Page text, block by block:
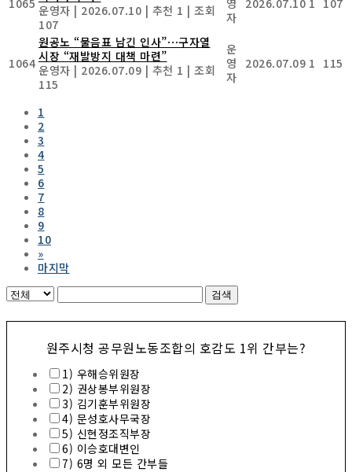
운영자 | 2026.07.10 | 추천 1 | 조회
107
자
1064
원공노 “물음표 남긴 인사”⋯구자열
시장 “재발방지 대책 마련”
운영자 | 2026.07.09 | 추천 1 | 조회
115
운
영
자
2026.07.09 1 115
1
2
3
4
5
6
7
8
9
10
»
마지막
검색
원주시청 공무원노동조합의 호감도 1위 간부는?
1) 우해승위원장
2) 권상봉부위원장
3) 김기훈부위원장
4) 문성호사무국장
5) 신현정조직부장
6) 이승호대변인
7) 6명 외 모든 간부들